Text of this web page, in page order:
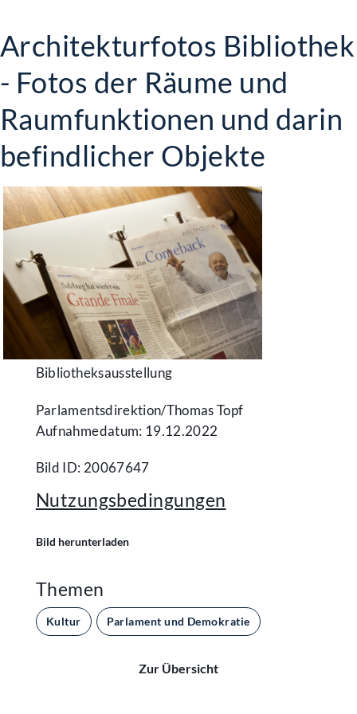
Architekturfotos Bibliothek
- Fotos der Räume und
Raumfunktionen und darin
befindlicher Objekte
Bibliotheksausstellung
Parlamentsdirektion/​Thomas Topf
Aufnahmedatum: 19.12.2022
Bild ID: 20067647
Nutzungsbedingungen
Bild herunterladen
Themen
Kultur Parlament und Demokratie
Zur Übersicht